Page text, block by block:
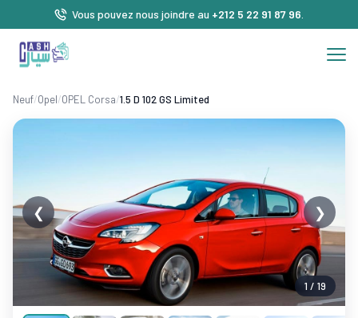
Vous pouvez nous joindre au +212 5 22 91 87 96
Neuf/Opel/OPEL Corsa/1.5 D 102 GS Limited
1 / 19
❮ ❯